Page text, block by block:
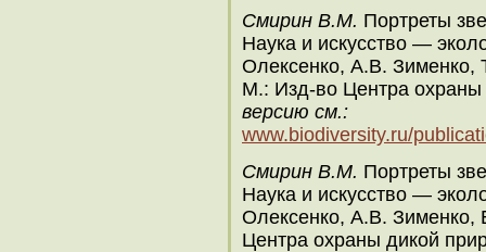
Смирин В.М. Портреты
Наука и искусство —
Олексенко, А.В.
М.: Изд-во Центра
версию см.:
www.biodiversity.ru/
Смирин В.М. Портреты
Наука и искусство —
Олексенко, А.В.
Центра охраны дикой